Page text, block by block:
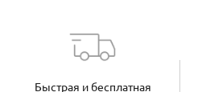
Быстрая и бесплатная